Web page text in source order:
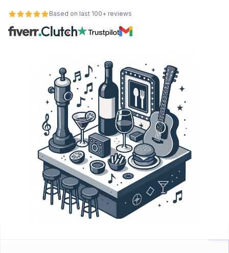
Based on last 100+ reviews